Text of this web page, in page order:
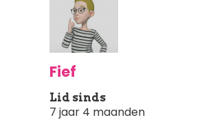
Fief
Lid sinds
7 jaar 4 maanden